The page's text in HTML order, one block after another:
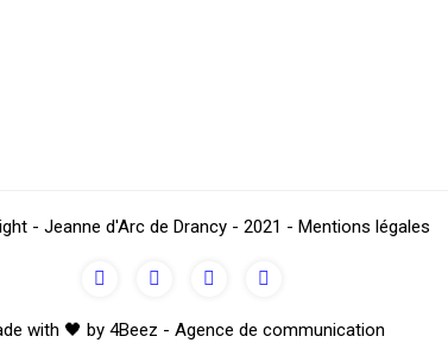
- Jeanne d'Arc de Drancy - 2021 - Mentions légales
with 🖤 by 4Beez - Agence de communication